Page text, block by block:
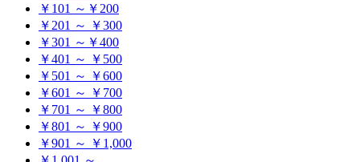
￥101 ～￥200
￥201 ～ ￥300
￥301 ～￥400
￥401 ～ ￥500
￥501 ～ ￥600
￥601 ～ ￥700
￥701 ～ ￥800
￥801 ～ ￥900
￥901 ～ ￥1,000